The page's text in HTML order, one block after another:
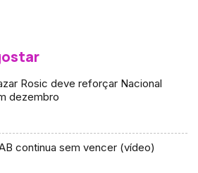
Rosic deve reforçar Nacional
dezembro
continua sem vencer (vídeo)